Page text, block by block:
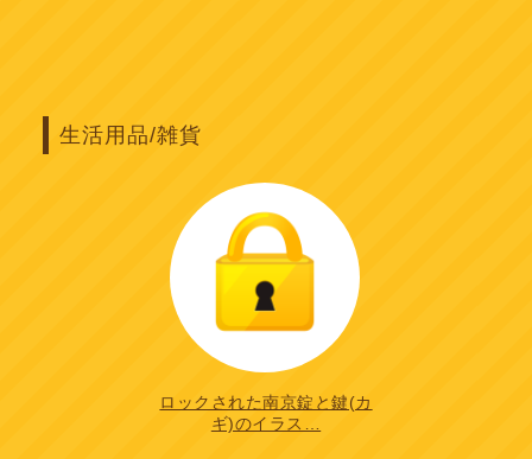
生活用品/雑貨
ロックされた南京錠と鍵(カ
ギ)のイラス…